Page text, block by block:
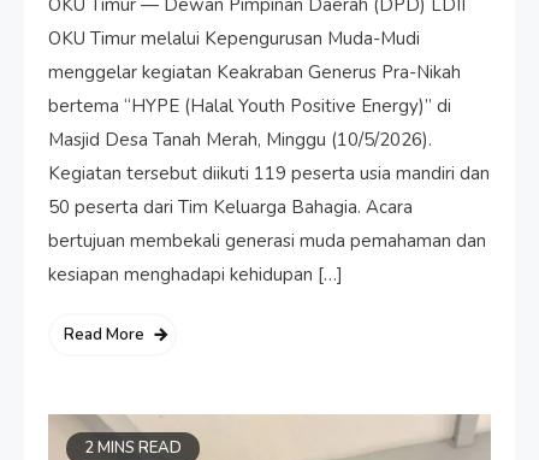
OKU Timur melalui Kepengurusan Muda-Mudi
menggelar kegiatan Keakraban Generus Pra-Nikah
bertema “HYPE (Halal Youth Positive Energy)” di
Masjid Desa Tanah Merah, Minggu (10/5/2026).
Kegiatan tersebut diikuti 119 peserta usia mandiri dan
50 peserta dari Tim Keluarga Bahagia. Acara
bertujuan membekali generasi muda pemahaman dan
kesiapan menghadapi kehidupan […]
Read More
2 MINS READ